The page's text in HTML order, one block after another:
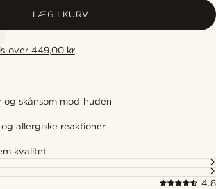
LÆG I KURV
over 449,00 kr
og skånsom mod huden
allergiske reaktioner
kvalitet
4.8